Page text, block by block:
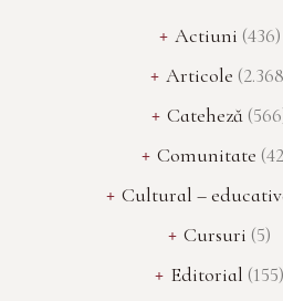
Actiuni (436)
Articole
Cateheză
Comunitate
Cultural –
Cursuri (5)
Editorial (155)